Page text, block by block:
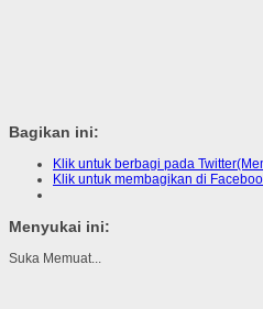
Bagikan ini:
Klik untuk berbagi pada
Klik untuk membagikan di
Menyukai ini:
Suka Memuat...